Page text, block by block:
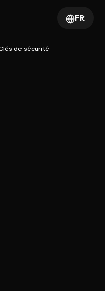
FR
de sécurité